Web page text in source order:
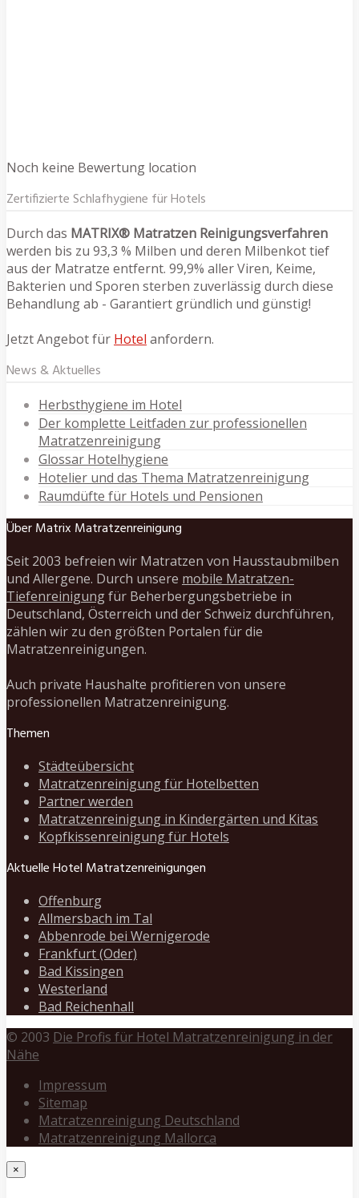
Noch keine Bewertung location
Zertifizierte Schlafhygiene für Hotels
Durch das MATRIX® Matratzen Reinigungsverfahren
werden bis zu 93,3 % Milben und deren Milbenkot tief
aus der Matratze entfernt. 99,9% aller Viren, Keime,
Bakterien und Sporen sterben zuverlässig durch diese
Behandlung ab - Garantiert gründlich und günstig!
Jetzt Angebot für Hotel anfordern.
News & Aktuelles
Herbsthygiene im Hotel
Der komplette Leitfaden zur professionellen
Matratzenreinigung
Glossar Hotelhygiene
Hotelier und das Thema Matratzenreinigung
Raumdüfte für Hotels und Pensionen
Über Matrix Matratzenreinigung
Seit 2003 befreien wir Matratzen von Hausstaubmilben
und Allergene. Durch unsere mobile Matratzen-
Tiefenreinigungfür Beherbergungsbetriebe in
Deutschland, Österreich und der Schweiz durchführen,
zählen wir zu den größten Portalen für die
Matratzenreinigungen.
Auch private Haushalte profitieren von unsere
professionellen Matratzenreinigung.
Themen
Städteübersicht
Matratzenreinigung für Hotelbetten
Partner werden
Matratzenreinigung in Kindergärten und Kitas
Kopfkissenreinigung für Hotels
Aktuelle Hotel Matratzenreinigungen
Offenburg
Allmersbach im Tal
Abbenrode bei Wernigerode
Frankfurt (Oder)
Bad Kissingen
Westerland
Bad Reichenhall
© 2003 Die Profis für Hotel Matratzenreinigung in der
Nähe
Impressum
Sitemap
Matratzenreinigung Deutschland
Matratzenreinigung Mallorca
×